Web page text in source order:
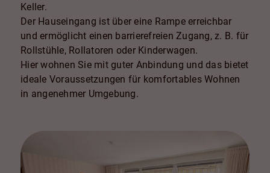
Keller.
Der Hauseingang ist über eine Rampe erreichbar
und ermöglicht einen barrierefreien Zugang, z. B. für
Rollstühle, Rollatoren oder Kinderwagen.
Hier wohnen Sie mit guter Anbindung und das bietet
ideale Voraussetzungen für komfortables Wohnen
in angenehmer Umgebung.